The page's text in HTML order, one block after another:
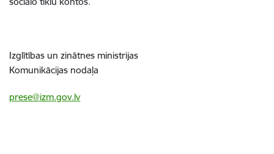
Izglītības un zinātnes ministrijas
Komunikācijas nodaļa
prese@izm.gov.lv